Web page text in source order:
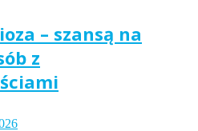
– szansą na
z